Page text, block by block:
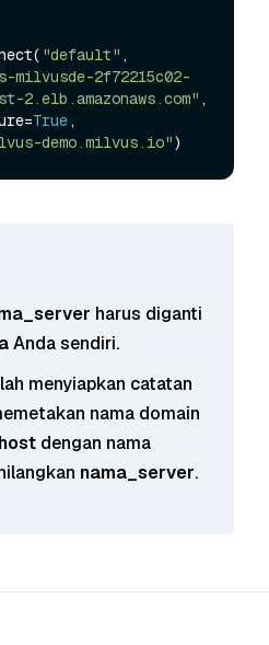
"default" ,
milvusde-2f72215c02-
2.elb.amazonaws.com" ,
True,
demo.milvus.io"
harus diganti
Anda sendiri.
menyiapkan catatan
nama domain
host dengan nama
nama_server.